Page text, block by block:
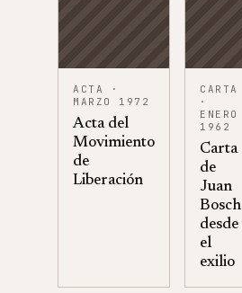
ACTA
·
MARZO 1972
Acta del
Movimiento
de
Liberación
CARTA
·
ENERO
1962
Carta
de
Juan
Bosch
desde
el
exilio